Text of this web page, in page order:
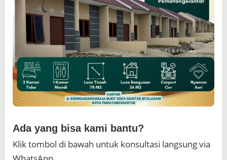
Ada yang bisa kami bantu?
Klik tombol di bawah untuk konsultasi langsung via